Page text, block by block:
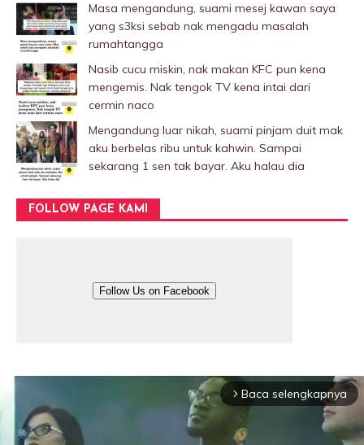
Masa mengandung, suami mesej kawan saya
yang s3ksi sebab nak mengadu masalah
rumahtangga
Nasib cucu miskin, nak makan KFC pun kena
mengemis. Nak tengok TV kena intai dari
cermin naco
Mengandung luar nikah, suami pinjam duit mak
aku berbelas ribu untuk kahwin. Sampai
sekarang 1 sen tak bayar. Aku halau dia
FOLLOW PAGE KAMI
Follow Us on Facebook
arrow_forward_ios Baca selengkapnya